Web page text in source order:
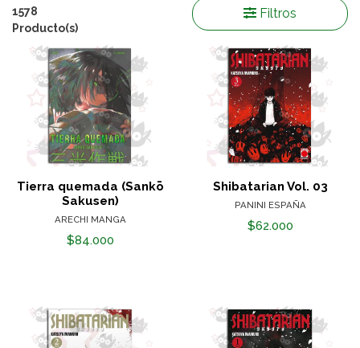
1578
Producto(s)
Filtros
Tierra quemada (Sankō
Sakusen)
ARECHI MANGA
$84.000
Shibatarian Vol. 03
PANINI ESPAÑA
$62.000